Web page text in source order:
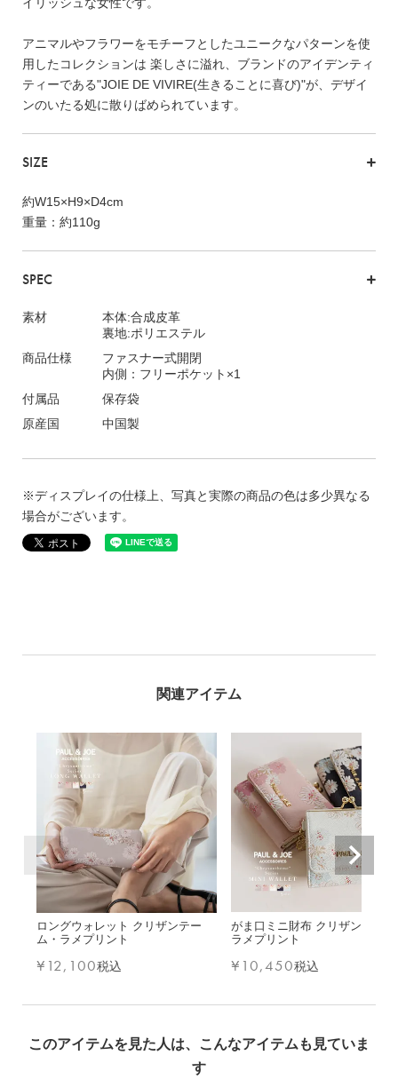
アニマルやフラワーをモチーフとしたユニークなパターンを使
用したコレクションは 楽しさに溢れ、ブランドのアイデンティ
ティーである"JOIE DE VIVIRE(生きることに喜び)"が、デザイ
ンのいたる処に散りばめられています。
SIZE
約W15×H9×D4cm
重量：約110g
SPEC
素材
本体:合成皮革
裏地:ポリエステル
商品仕様
ファスナー式開閉
内側：フリーポケット×1
付属品
保存袋
原産国
中国製
※ディスプレイの仕様上、写真と実際の商品の色は多少異なる
場合がございます。
ロングウォレット クリザンテー
ム・ラメプリント
¥ 12,100税込
がま口ミニ財布 クリザンテーム
ラメプリント
¥ 10,450税込